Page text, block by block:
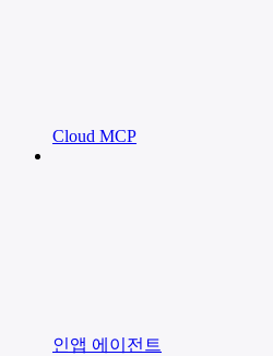
Cloud MCP
인앱 에이전트